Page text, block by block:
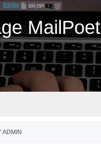
MailPoet
ADMIN